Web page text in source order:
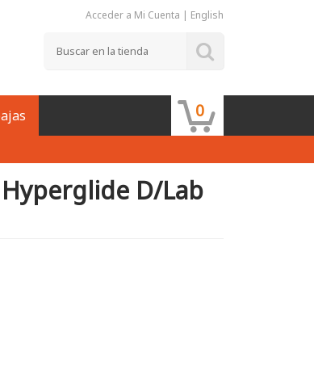
Acceder a Mi Cuenta | English
0
D/Lab